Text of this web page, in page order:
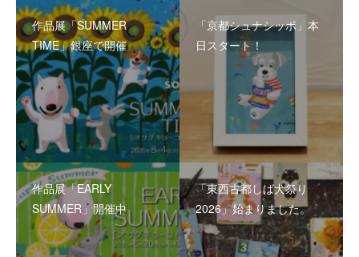
作品展「SUMMER
TIME」銀座で開催
「京都シュナシッポ」本
日スタート！
作品展「EARLY
SUMMER」開催中
「東西古都しば犬祭り
2026」始まりました。